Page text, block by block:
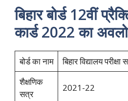
बिहार बोर्ड 12वीं
कार्ड 2022 का
बोर्ड का नाम
बिहार विद्यालय
शैक्षणिक
सत्र
2021-22